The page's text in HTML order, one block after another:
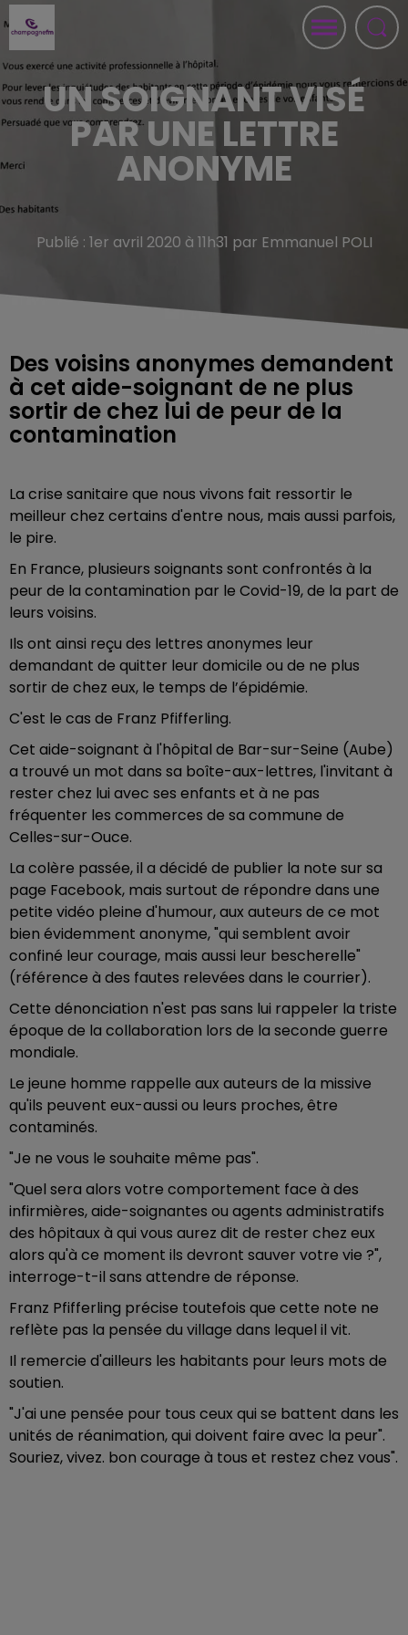
UN SOIGNANT VISÉ
PAR UNE LETTRE
ANONYME
Publié : 1er avril 2020 à 11h31 par Emmanuel POLI
Des voisins anonymes demandent
à cet aide-soignant de ne plus
sortir de chez lui de peur de la
contamination
La crise sanitaire que nous vivons fait ressortir le
meilleur chez certains d'entre nous, mais aussi parfois,
le pire.
En France, plusieurs soignants sont confrontés à la
peur de la contamination par le Covid-19, de la part de
leurs voisins.
Ils ont ainsi reçu des lettres anonymes leur
demandant de quitter leur domicile ou de ne plus
sortir de chez eux, le temps de l’épidémie.
C'est le cas de Franz Pfifferling.
Cet aide-soignant à l'hôpital de Bar-sur-Seine (Aube)
a trouvé un mot dans sa boîte-aux-lettres, l'invitant à
rester chez lui avec ses enfants et à ne pas
fréquenter les commerces de sa commune de
Celles-sur-Ouce.
La colère passée, il a décidé de publier la note sur sa
page Facebook, mais surtout de répondre dans une
petite vidéo pleine d'humour, aux auteurs de ce mot
bien évidemment anonyme, "qui semblent avoir
confiné leur courage, mais aussi leur bescherelle"
(référence à des fautes relevées dans le courrier).
Cette dénonciation n'est pas sans lui rappeler la triste
époque de la collaboration lors de la seconde guerre
mondiale.
Le jeune homme rappelle aux auteurs de la missive
qu'ils peuvent eux-aussi ou leurs proches, être
contaminés.
"Je ne vous le souhaite même pas".
"Quel sera alors votre comportement face à des
infirmières, aide-soignantes ou agents administratifs
des hôpitaux à qui vous aurez dit de rester chez eux
alors qu'à ce moment ils devront sauver votre vie ?",
interroge-t-il sans attendre de réponse.
Franz Pfifferling précise toutefois que cette note ne
reflète pas la pensée du village dans lequel il vit.
Il remercie d'ailleurs les habitants pour leurs mots de
soutien.
"J'ai une pensée pour tous ceux qui se battent dans les
unités de réanimation, qui doivent faire avec la peur".
Souriez, vivez. bon courage à tous et restez chez vous".